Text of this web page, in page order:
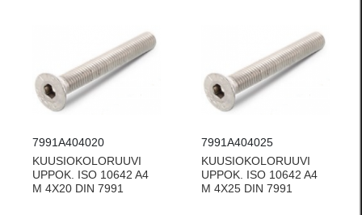
7991A404020
KUUSIOKOLORUUVI
UPPOK. ISO 10642 A4
M 4X20 DIN 7991
7991A404025
KUUSIOKOLORUUVI
UPPOK. ISO 10642 A4
M 4X25 DIN 7991